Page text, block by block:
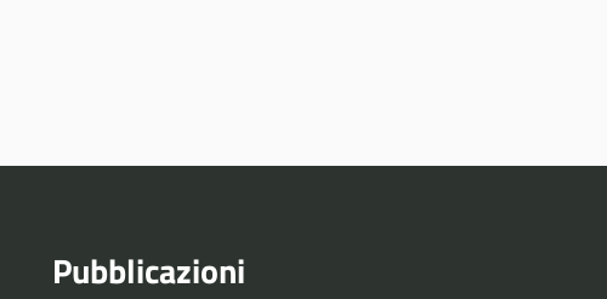
Pubblicazioni